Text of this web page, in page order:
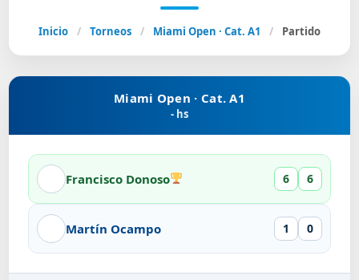
Inicio / Torneos / Miami Open · Cat. A1 / Partido
Miami Open · Cat. A1
- hs
Francisco Donoso 6 6
Martín Ocampo 1 0